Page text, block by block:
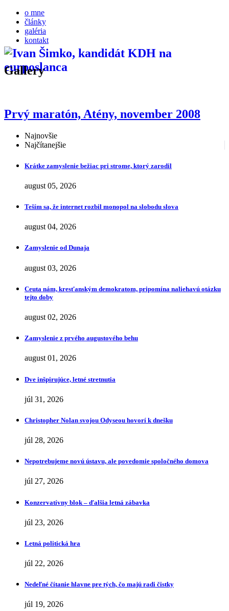
o mne
články
galéria
kontakt
Gallery
Prvý maratón, Atény, november 2008
Najnovšie
Najčítanejšie
Krátke zamyslenie bežiac pri strome, ktorý zarodil
august 05, 2026
Teším sa, že internet rozbil monopol na slobodu slova
august 04, 2026
Zamyslenie od Dunaja
august 03, 2026
Ceuta nám, kresťanským demokratom, pripomína naliehavú otázku
tejto doby
august 02, 2026
Zamyslenie z prvého augustového behu
august 01, 2026
Dve inšpirujúce, letné stretnutia
júl 31, 2026
Christopher Nolan svojou Odyseou hovorí k dnešku
júl 28, 2026
Nepotrebujeme novú ústavu, ale povedomie spoločného domova
júl 27, 2026
Konzervatívny blok – ďalšia letná zábavka
júl 23, 2026
Letná politická hra
júl 22, 2026
Nedeľné čítanie hlavne pre tých, čo majú radi čistky
júl 19, 2026